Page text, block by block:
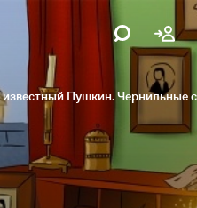
Пушкин. Чернильные